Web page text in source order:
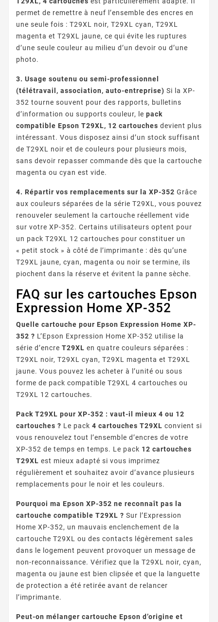
permet de remettre à neuf l’ensemble des encres en
une seule fois : T29XL noir, T29XL cyan, T29XL
magenta et T29XL jaune, ce qui évite les ruptures
d’une seule couleur au milieu d’un devoir ou d’une
photo.
3. Usage soutenu ou semi-professionnel
(télétravail, association, auto-entreprise) Si la XP-
352 tourne souvent pour des rapports, bulletins
d’information ou supports couleur, le pack
compatible Epson T29XL, 12 cartouches devient plus
intéressant. Vous disposez ainsi d’un stock suffisant
de T29XL noir et de couleurs pour plusieurs mois,
sans devoir repasser commande dès que la cartouche
magenta ou cyan est vide.
4. Répartir vos remplacements sur la XP-352 Grâce
aux couleurs séparées de la série T29XL, vous pouvez
renouveler seulement la cartouche réellement vide
sur votre XP-352. Certains utilisateurs optent pour
un pack T29XL 12 cartouches pour constituer un
« petit stock » à côté de l’imprimante : dès qu’une
T29XL jaune, cyan, magenta ou noir se termine, ils
piochent dans la réserve et évitent la panne sèche.
FAQ sur les cartouches Epson
Expression Home XP-352
Quelle cartouche pour Epson Expression Home XP-
352 ? L’Epson Expression Home XP-352 utilise la
série d’encre T29XL en quatre couleurs séparées :
T29XL noir, T29XL cyan, T29XL magenta et T29XL
jaune. Vous pouvez les acheter à l’unité ou sous
forme de pack compatible T29XL 4 cartouches ou
T29XL 12 cartouches.
Pack T29XL pour XP-352 : vaut-il mieux 4 ou 12
cartouches ? Le pack 4 cartouches T29XL convient si
vous renouvelez tout l’ensemble d’encres de votre
XP-352 de temps en temps. Le pack 12 cartouches
T29XL est mieux adapté si vous imprimez
régulièrement et souhaitez avoir d’avance plusieurs
remplacements pour le noir et les couleurs.
Pourquoi ma Epson XP-352 ne reconnaît pas la
cartouche compatible T29XL ? Sur l’Expression
Home XP-352, un mauvais enclenchement de la
cartouche T29XL ou des contacts légèrement sales
dans le logement peuvent provoquer un message de
non-reconnaissance. Vérifiez que la T29XL noir, cyan,
magenta ou jaune est bien clipsée et que la languette
de protection a été retirée avant de relancer
l’imprimante.
Peut-on mélanger cartouche Epson d’origine et